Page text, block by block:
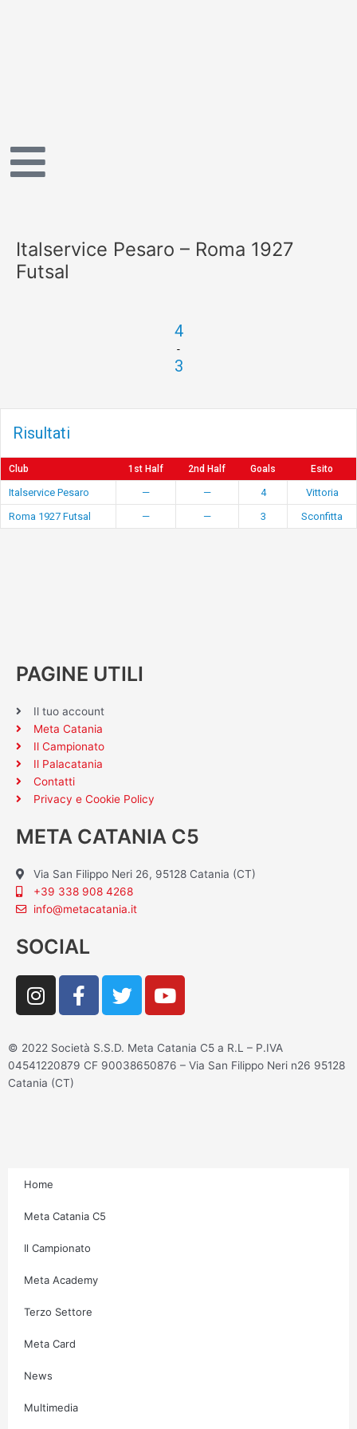
Italservice Pesaro – Roma 1927
Futsal
4
-
3
Risultati
Club 1st Half 2nd Half Goals Esito
Italservice Pesaro — — 4
Vittoria
Roma 1927 Futsal
— — 3 Sconfitta
PAGINE UTILI
Il tuo account
Meta Catania
Il Campionato
Il Palacatania
Contatti
Privacy e Cookie Policy
META CATANIA C5
Via San Filippo Neri 26, 95128 Catania (CT)
+39 338 908 4268
info@metacatania.it
SOCIAL
I
n
t
a
g
F
a
e
b
T
w
t
t
Y
o
t
u
© 2022 Società S.S.D. Meta Catania C5 a R.L – P.IVA
04541220879 CF 90038650876 – Via San Filippo Neri n26 95128
Catania (CT)
Home
Meta Catania C5
Il Campionato
Meta Academy
Terzo Settore
Meta Card
News
Multimedia